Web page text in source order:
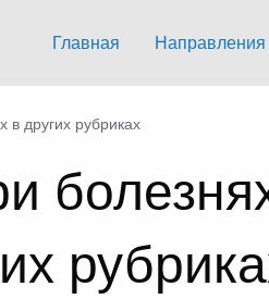
Главная Направления
других рубриках